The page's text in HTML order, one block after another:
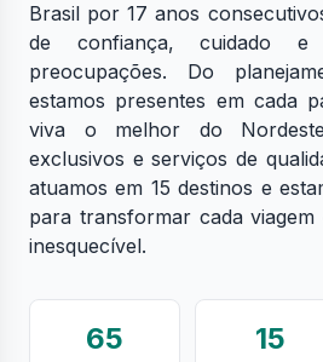
Brasil por 17 anos
de confiança, cuidado e
preocupações. Do
estamos presentes em cada
viva o melhor do
exclusivos e serviços de
atuamos em 15 destinos e
para transformar cada
inesquecível.
65 15